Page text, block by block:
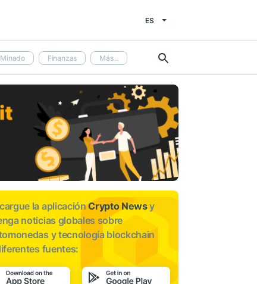
ES
Minado Finanzas Más...
la aplicaciónCrypto Newsy
noticias globales sobre
y tecnología blockchain
fuentes: